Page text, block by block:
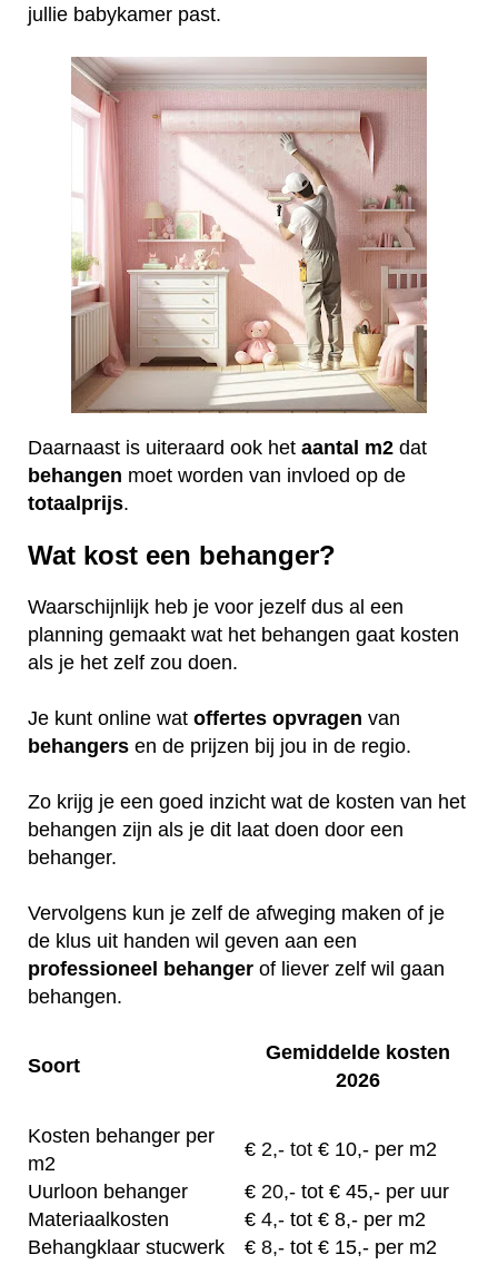
jullie babykamer past.
Daarnaast is uiteraard ook het aantal m2 dat
behangen moet worden van invloed op de
totaalprijs.
Wat kost een behanger?
Waarschijnlijk heb je voor jezelf dus al een
planning gemaakt wat het behangen gaat kosten
als je het zelf zou doen.
Je kunt online wat offertes opvragen van
behangers en de prijzen bij jou in de regio.
Zo krijg je een goed inzicht wat de kosten van het
behangen zijn als je dit laat doen door een
behanger.
Vervolgens kun je zelf de afweging maken of je
de klus uit handen wil geven aan een
professioneel behanger of liever zelf wil gaan
behangen.
Soort
Gemiddelde kosten
2026
Kosten behanger per
m2
€ 2,- tot € 10,- per m2
Uurloon behanger
€ 20,- tot € 45,- per uur
Materiaalkosten
€ 4,- tot € 8,- per m2
Behangklaar stucwerk
€ 8,- tot € 15,- per m2